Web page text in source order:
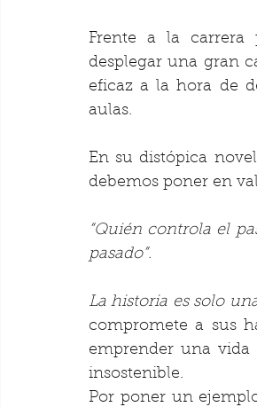
Frente a la carrera
desplegar una gran
eficaz a la hora de
aulas.
En su distópica
debemos poner en
“Quién controla el
pasado”.
La historia es solo
compromete a sus
emprender una
insostenible.
Por poner un